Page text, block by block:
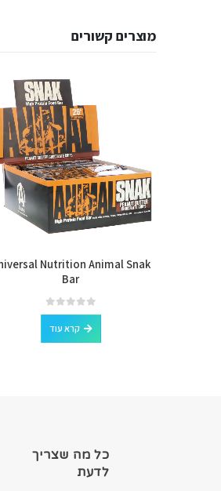
מוצרים קשורים
Nutrition Animal Snak
Bar
0
out of 5
קרא עוד
כל מה שצריך
לדעת